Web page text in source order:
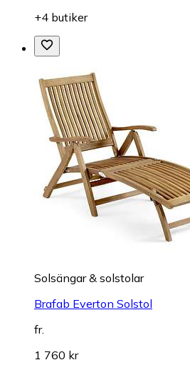
+4 butiker
Solsängar & solstolar
Brafab Everton Solstol
fr.
1 760 kr